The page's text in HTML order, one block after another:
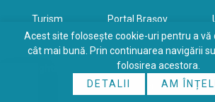
Turism Portal Braşov
Politică de confidenţialitate
Copyrights © 2026 All Rights Reserved.
Online
Acest site folosește cookie-uri pentru a vă
cât mai bună. Prin continuarea navigării
folosirea acestora.
DETALII
AM